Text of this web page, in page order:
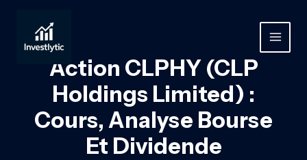
contenu
MAIN
Action CLPHY (CLP
Holdings Limited) :
Cours, Analyse Bourse
Et Dividende